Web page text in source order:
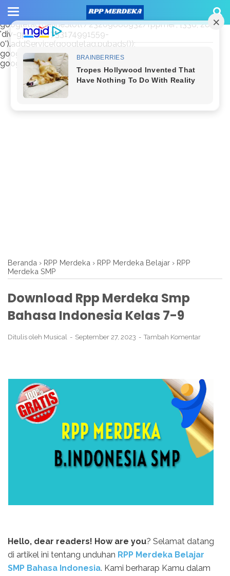
window.googletag = window.googletag || {cmd: []};
googletag.cmd.push(function() {
googletag.defineSlot('/23209888932/rppmer', [336, 280],
'div-gpt-ad-1733174991559-
0').addService(googletag.pubads());
googletag.pubads().enableSingleRequest();
googletag.enableServices(); });
Beranda › RPP Merdeka › RPP Merdeka Belajar › RPP
Merdeka SMP
Download Rpp Merdeka Smp
Bahasa Indonesia Kelas 7-9
Ditulis oleh Musical September 27, 2023 Tambah Komentar
Hello, dear readers! How are you? Selamat datang
di artikel ini tentang unduhan RPP Merdeka Belajar
SMP Bahasa Indonesia. Kami berharap Kamu dalam